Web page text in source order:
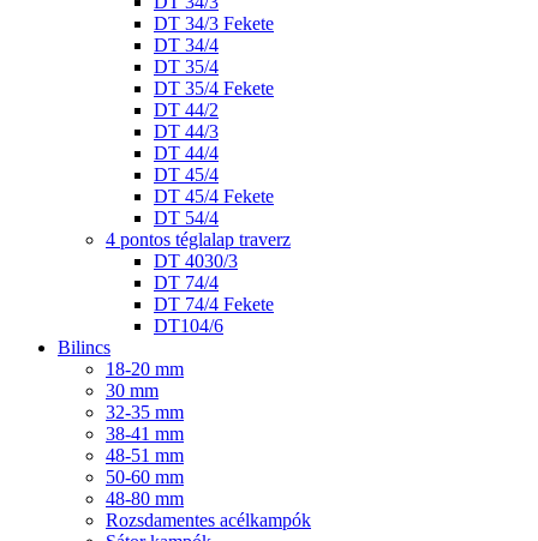
DT 34/3 Fekete
DT 34/4
DT 35/4
DT 35/4 Fekete
DT 44/2
DT 44/3
DT 44/4
DT 45/4
DT 45/4 Fekete
DT 54/4
4 pontos téglalap traverz
DT 4030/3
DT 74/4
DT 74/4 Fekete
DT104/6
Bilincs
18-20 mm
30 mm
32-35 mm
38-41 mm
48-51 mm
50-60 mm
48-80 mm
Rozsdamentes acélkampók